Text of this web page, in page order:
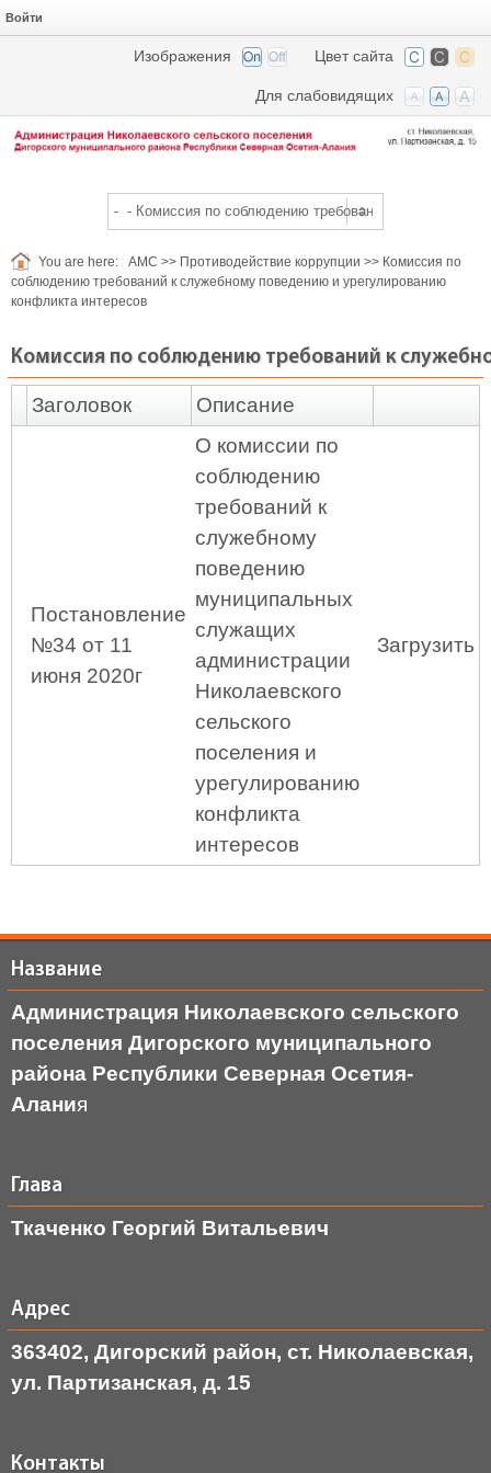
Войти
Цвет сайта
Изображения
Для слабовидящих
You are here: АМС >> Противодействие коррупции >> Комиссия по
соблюдению требований к служебному поведению и урегулированию
конфликта интересов
Комиссия по соблюдению требований к
Заголовок Описание
Постановление
№34 от 11
июня 2020г
О комиссии по
соблюдению
требований к
служебному
поведению
муниципальных
служащих
администрации
Николаевского
сельского
поселения и
урегулированию
конфликта
интересов
Загрузить
Название
Администрация Николаевского сельского
поселения Дигорского муниципального
района Республики Северная Осетия-
Алания
Глава
Ткаченко Георгий Витальевич
Адрес
363402, Дигорский район, ст. Николаевская,
ул. Партизанская, д. 15
Контакты